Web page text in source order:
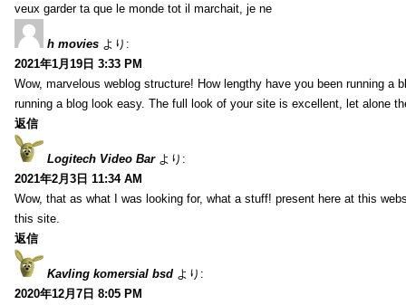
veux garder ta que le monde tot il marchait, je ne
h movies より:
2021年1月19日 3:33 PM
Wow, marvelous weblog structure! How lengthy have you been running a
running a blog look easy. The full look of your site is excellent, let alone
返信
Logitech Video Bar より:
2021年2月3日 11:34 AM
Wow, that as what I was looking for, what a stuff! present here at this
this site.
返信
Kavling komersial bsd より:
2020年12月7日 8:05 PM